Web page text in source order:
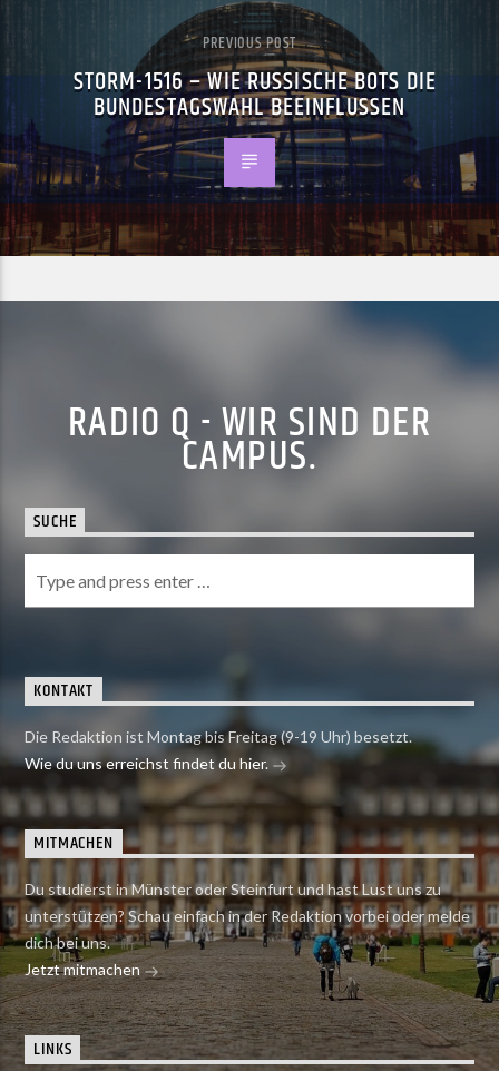
PREVIOUS POST
STORM-1516 – WIE RUSSISCHE BOTS DIE
BUNDESTAGSWAHL BEEINFLUSSEN
RADIO Q - WIR SIND DER
CAMPUS.
SUCHE
KONTAKT
Die Redaktion ist Montag bis Freitag (9-19 Uhr) besetzt.
Wie du uns erreichst findet du hier.
MITMACHEN
Du studierst in Münster oder Steinfurt und hast Lust uns zu
unterstützen? Schau einfach in der Redaktion vorbei oder melde
dich bei uns.
Jetzt mitmachen
LINKS